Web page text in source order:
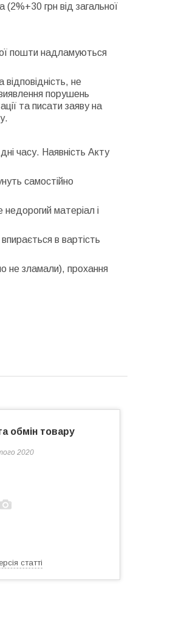
(2%+30 грн від загальної
пошти надламуються
не
порушень
та писати заяву на
часу. Наявність Акту
самостійно
матеріал і
в вартість
не зламали), прохання
обмін товару
2020
статті